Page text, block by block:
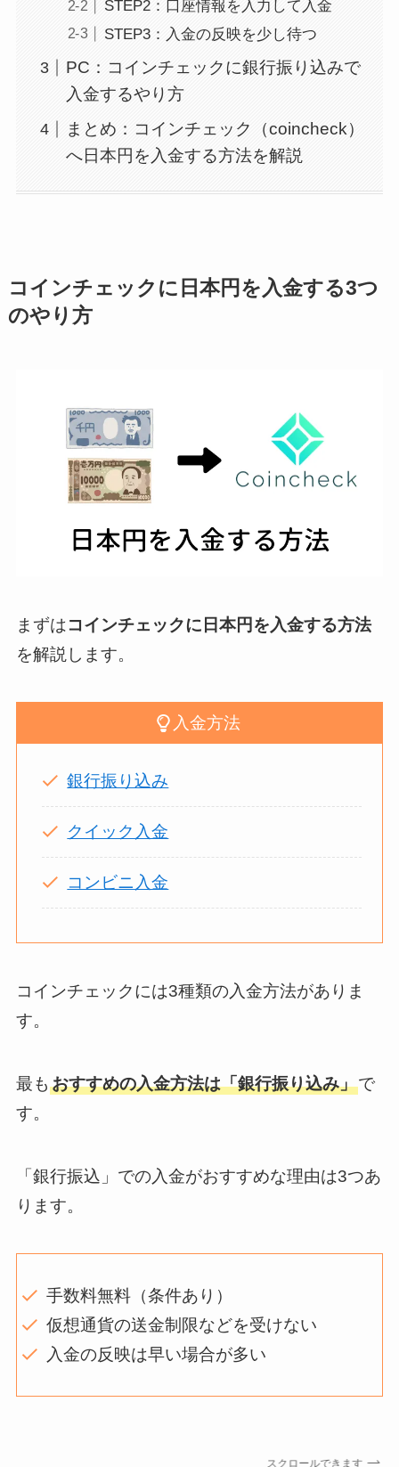
STEP2：口座情報を入力して入金
STEP3：入金の反映を少し待つ
PC：コインチェックに銀行振り込みで
入金するやり方
まとめ：コインチェック（coincheck）
へ日本円を入金する方法を解説
コインチェックに日本円を入金する3つ
のやり方
まずはコインチェックに日本円を入金する方法
を解説します。
入金方法
銀行振り込み
クイック入金
コンビニ入金
コインチェックには3種類の入金方法がありま
す。
最も おすすめの入金方法は「銀行振り込み」で
す。
「銀行振込」での入金がおすすめな理由は3つあ
ります。
手数料無料（条件あり）
仮想通貨の送金制限などを受けない
入金の反映は早い場合が多い
スクロールできます